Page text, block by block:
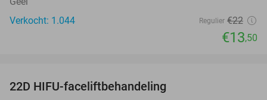
Verkocht: 1.044
Regulier €22
€13,50
22D HIFU-faceliftbehandeling